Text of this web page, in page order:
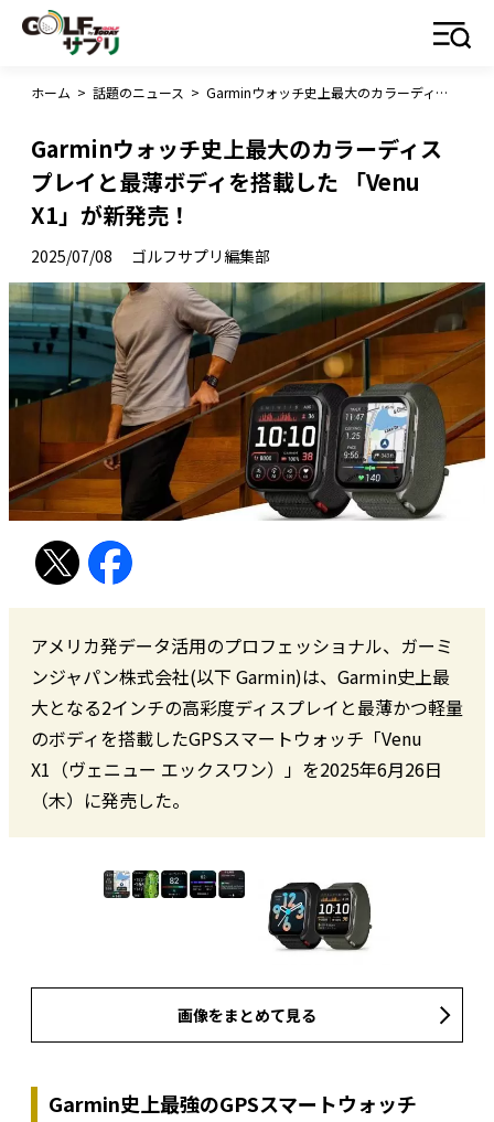
ホーム > 話題のニュース > Garminウォッチ史上最大のカラーディスプレイと最薄ボディを搭載した 「Venu X1」が新発売！
Garminウォッチ史上最大のカラーディス
プレイと最薄ボディを搭載した 「Venu
X1」が新発売！
2025/07/08 ゴルフサプリ編集部
アメリカ発データ活用のプロフェッショナル、ガーミ
ンジャパン株式会社(以下 Garmin)は、Garmin史上最
大となる2インチの高彩度ディスプレイと最薄かつ軽量
のボディを搭載したGPSスマートウォッチ「Venu
X1（ヴェニュー エックスワン）」を2025年6月26日
（木）に発売した。
画像をまとめて見る
Garmin史上最強のGPSスマートウォッチ